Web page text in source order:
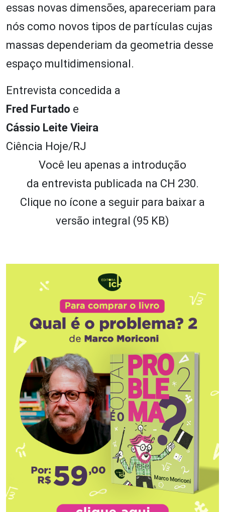
essas novas dimensões, apareceriam para
nós como novos tipos de partículas cujas
massas dependeriam da geometria desse
espaço multidimensional.
Entrevista concedida a
Fred Furtado e
Cássio Leite Vieira
Ciência Hoje/RJ
Você leu apenas a introdução
da entrevista publicada na CH 230.
Clique no ícone a seguir para baixar a
versão integral (95 KB)